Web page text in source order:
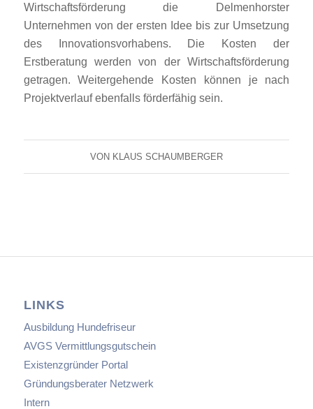
Wirtschaftsförderung die Delmenhorster
Unternehmen von der ersten Idee bis zur Umsetzung
des Innovationsvorhabens. Die Kosten der
Erstberatung werden von der Wirtschaftsförderung
getragen. Weitergehende Kosten können je nach
Projektverlauf ebenfalls förderfähig sein.
VON KLAUS SCHAUMBERGER
LINKS
Ausbildung Hundefriseur
AVGS Vermittlungsgutschein
Existenzgründer Portal
Gründungsberater Netzwerk
Intern